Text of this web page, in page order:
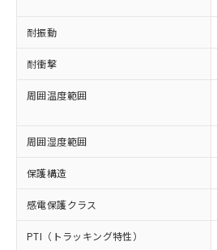
耐振動
耐衝撃
周囲温度範囲
周囲湿度範囲
保護構造
感電保護クラス
PTI（トラッキング特性）
正式な納期状況およ
様のお取引先、また
オムロン制御機器販
販売ネットワー
在庫状況および標準
事前の承諾なく第三
示しないようお願いし
マイパーツ機能（部
ビス）をご利用いただ
メンバーズにご登録
あります。
(PBDE) 1000ppm以下、フタル酸ビ
ル) (DEHP)(別名：DOP) 1000ppm
ルベンジル（BBP） 1000ppm以下
（DBP） 1000ppm以下、フタル酸
但し、RoHS指令で産業用監視およ
フタル酸エステル類の４物質につい
図的な使用がないことを確認してい
※2 対応予定月
部品在庫の切り替え状況など
月が前後することがありま
ニル類) : 1000ppm、 PBDEs(ポリ臭
DBP(フタル酸ジブチル) : 1000ppm
DEHP(フタル酸ビス(2-エチルヘキ
「ｅ」：有害物質（10物質
準値以下であることを示しま
「10」：通常の使用状況下
質が外部に漏えいし、環境
及ぼさない年数を意味しま
「－」：未確認です。当社販
当社は規制貨物を破
全に破砕するなど、
いよう必要な手段を
当社は貴社製品を、
ル、化学兵器、生物
武器並びにこれらの
当社は、貴社製品を
場合は、上記1、2およ
該第三者に通知しま
販売先および販売に
法に輸出するおそれが
り引きをいたしません
一定数以上の在庫
一定数には満た
いては、お客様
たはお客様担当の
機器販売店・当
白
受注生産機種、
情報を公開してい